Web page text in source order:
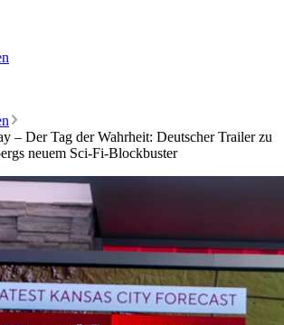
– Der Tag der Wahrheit: Deutscher Trailer zu
neuem Sci-Fi-Blockbuster